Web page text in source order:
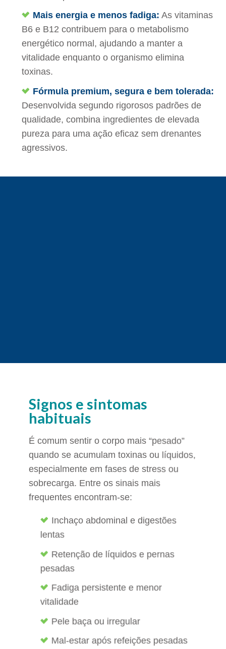
Mais energia e menos fadiga: As vitaminas
B6 e B12 contribuem para o metabolismo
energético normal, ajudando a manter a
vitalidade enquanto o organismo elimina
toxinas.
Fórmula premium, segura e bem tolerada:
Desenvolvida segundo rigorosos padrões de
qualidade, combina ingredientes de elevada
pureza para uma ação eficaz sem drenantes
agressivos.
Signos e sintomas
habituais
É comum sentir o corpo mais “pesado”
quando se acumulam toxinas ou líquidos,
especialmente em fases de stress ou
sobrecarga. Entre os sinais mais
frequentes encontram-se:
Inchaço abdominal e digestões
lentas
Retenção de líquidos e pernas
pesadas
Fadiga persistente e menor
vitalidade
Pele baça ou irregular
Mal-estar após refeições pesadas